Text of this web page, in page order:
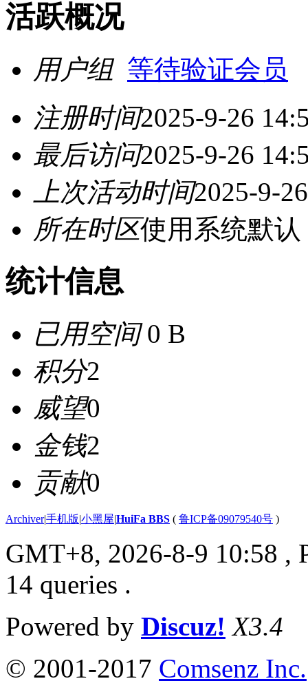
活跃概况
用户组 等待验证会员
注册时间2025-9-26
最后访问2025-9-26
上次活动时间2025-9-
所在时区使用系统默认
统计信息
已用空间0 B
积分2
威望0
金钱2
贡献0
Archiver|手机版|小黑屋|HuiFa BBS ( 鲁ICP备09079540号 )
GMT+8, 2026-8-9 10:58 ,
14 queries .
Powered by Discuz! X3.4
© 2001-2017 Comsenz Inc.